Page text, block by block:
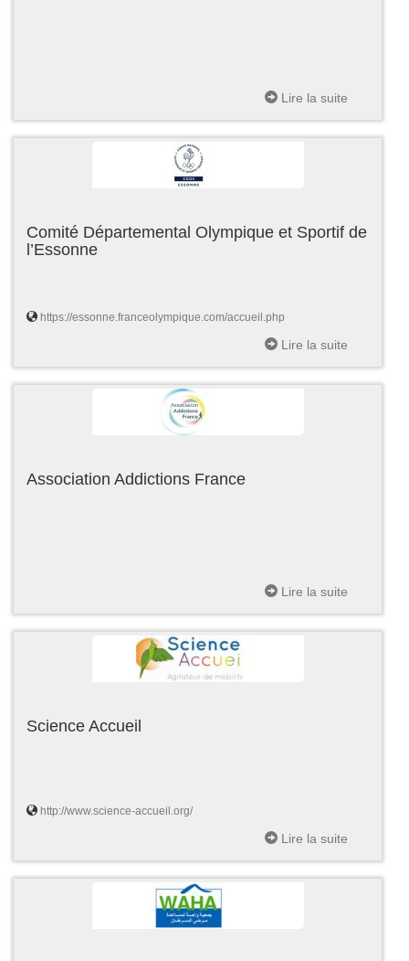
Lire la suite
Comité Départemental Olympique et Sportif de
l’Essonne
https://essonne.franceolympique.com/accueil.php
Lire la suite
Association Addictions France
Lire la suite
Science Accueil
http://www.science-accueil.org/
Lire la suite